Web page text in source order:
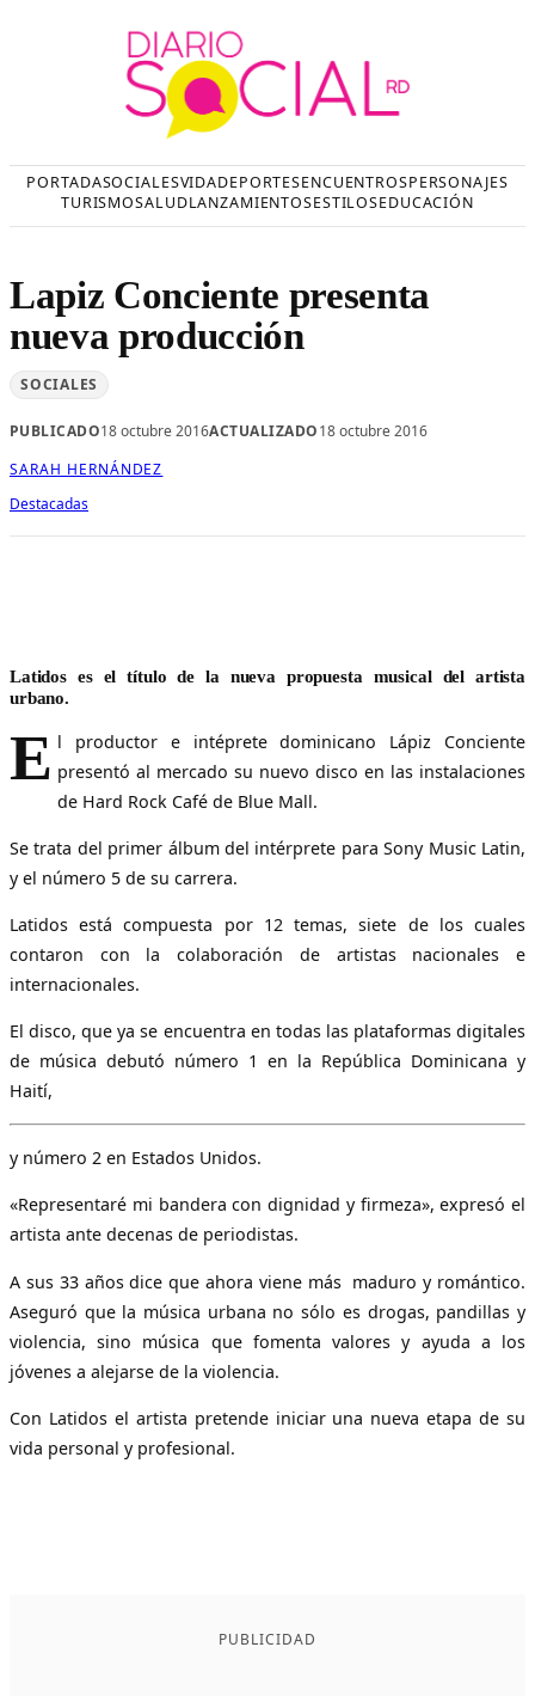
PORTADASOCIALESVIDADEPORTESENCUENTROSPERSONAJES
TURISMOSALUDLANZAMIENTOSESTILOSEDUCACIÓN
Lapiz Conciente presenta
nueva producción
SOCIALES
PUBLICADO18 octubre 2016ACTUALIZADO18 octubre 2016
SARAH HERNÁNDEZ
Destacadas
Latidos es el título de la nueva propuesta musical del artista
urbano.
E l productor e intéprete dominicano Lápiz Conciente
presentó al mercado su nuevo disco en las instalaciones
de Hard Rock Café de Blue Mall.
Se trata del primer álbum del intérprete para Sony Music Latin,
y el número 5 de su carrera.
Latidos está compuesta por 12 temas, siete de los cuales
contaron con la colaboración de artistas nacionales e
internacionales.
El disco, que ya se encuentra en todas las plataformas digitales
de música debutó número 1 en la República Dominicana y
Haití,
y número 2 en Estados Unidos.
«Representaré mi bandera con dignidad y firmeza», expresó el
artista ante decenas de periodistas.
A sus 33 años dice que ahora viene más maduro y romántico.
Aseguró que la música urbana no sólo es drogas, pandillas y
violencia, sino música que fomenta valores y ayuda a los
jóvenes a alejarse de la violencia.
Con Latidos el artista pretende iniciar una nueva etapa de su
vida personal y profesional.
PUBLICIDAD